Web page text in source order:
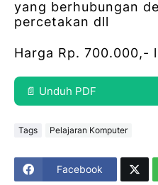
yang berhubungan
percetakan dll
Harga Rp. 700.000,-
📄 Unduh PDF
Tags Pelajaran Komputer
Facebook